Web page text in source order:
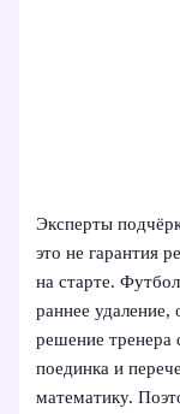
Эксперты
это не гарантия
на старте.
раннее
решение тренера
поединка и
математику.